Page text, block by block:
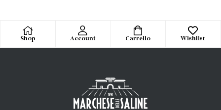
Shop Account Carrello Wishlist